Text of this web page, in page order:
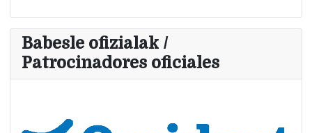
Babesle ofizialak /
Patrocinadores oficiales